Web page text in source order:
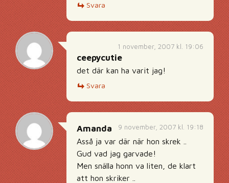
Svara
1 november, 2007 kl. 19:06
ceepycutie
det där kan ha varit jag!
Svara
9 november, 2007 kl. 19:18
Amanda
Asså ja var där när hon skrek ..
Gud vad jag garvade!
Men snälla honn va liten, de klart
att hon skriker ..